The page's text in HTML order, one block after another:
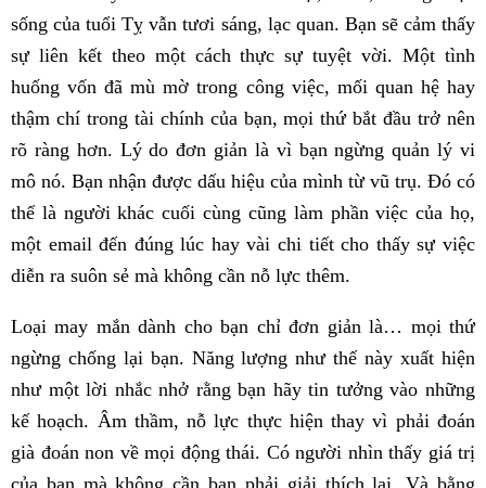
sống của tuổi Tỵ vẫn tươi sáng, lạc quan. Bạn sẽ cảm thấy
sự liên kết theo một cách thực sự tuyệt vời. Một tình
huống vốn đã mù mờ trong công việc, mối quan hệ hay
thậm chí trong tài chính của bạn, mọi thứ bắt đầu trở nên
rõ ràng hơn. Lý do đơn giản là vì bạn ngừng quản lý vi
mô nó. Bạn nhận được dấu hiệu của mình từ vũ trụ. Đó có
thể là người khác cuối cùng cũng làm phần việc của họ,
một email đến đúng lúc hay vài chi tiết cho thấy sự việc
diễn ra suôn sẻ mà không cần nỗ lực thêm.
Loại may mắn dành cho bạn chỉ đơn giản là… mọi thứ
ngừng chống lại bạn. Năng lượng như thế này xuất hiện
như một lời nhắc nhở rằng bạn hãy tin tưởng vào những
kế hoạch. Âm thầm, nỗ lực thực hiện thay vì phải đoán
già đoán non về mọi động thái. Có người nhìn thấy giá trị
của bạn mà không cần bạn phải giải thích lại. Và bằng